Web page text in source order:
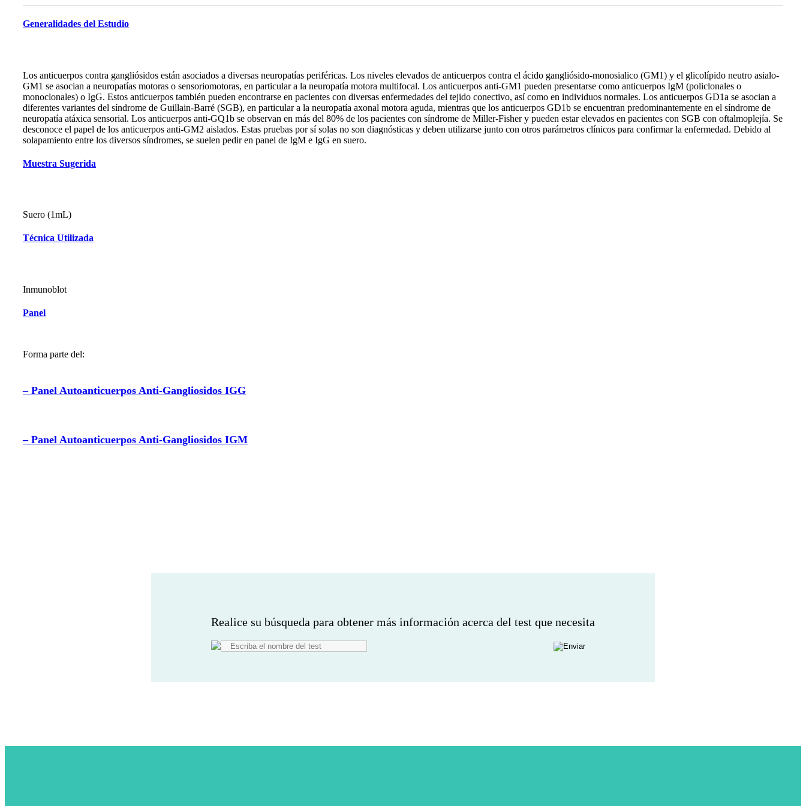
Generalidades del Estudio
Los anticuerpos contra gangliósidos están asociados a diversas neuropatías periféricas. Los niveles elevados de anticuerpos contra el ácido gangliósido-monosialico (GM1) y el glicolípido neutro asialo-
GM1 se asocian a neuropatías motoras o sensoriomotoras, en particular a la neuropatía motora multifocal. Los anticuerpos anti-GM1 pueden presentarse como anticuerpos IgM (policlonales o
monoclonales) o IgG. Estos anticuerpos también pueden encontrarse en pacientes con diversas enfermedades del tejido conectivo, así como en individuos normales. Los anticuerpos GD1a se asocian a
diferentes variantes del síndrome de Guillain-Barré (SGB), en particular a la neuropatía axonal motora aguda, mientras que los anticuerpos GD1b se encuentran predominantemente en el síndrome de
neuropatía atáxica sensorial. Los anticuerpos anti-GQ1b se observan en más del 80% de los pacientes con síndrome de Miller-Fisher y pueden estar elevados en pacientes con SGB con oftalmoplejía. Se
desconoce el papel de los anticuerpos anti-GM2 aislados. Estas pruebas por sí solas no son diagnósticas y deben utilizarse junto con otros parámetros clínicos para confirmar la enfermedad. Debido al
solapamiento entre los diversos síndromes, se suelen pedir en panel de IgM e IgG en suero.
Muestra Sugerida
Suero (1mL)
Técnica Utilizada
Inmunoblot
Panel
Forma parte del:
– Panel Autoanticuerpos Anti-Gangliosidos IGG
– Panel Autoanticuerpos Anti-Gangliosidos IGM
Realice su búsqueda para obtener más información acerca del test que necesita